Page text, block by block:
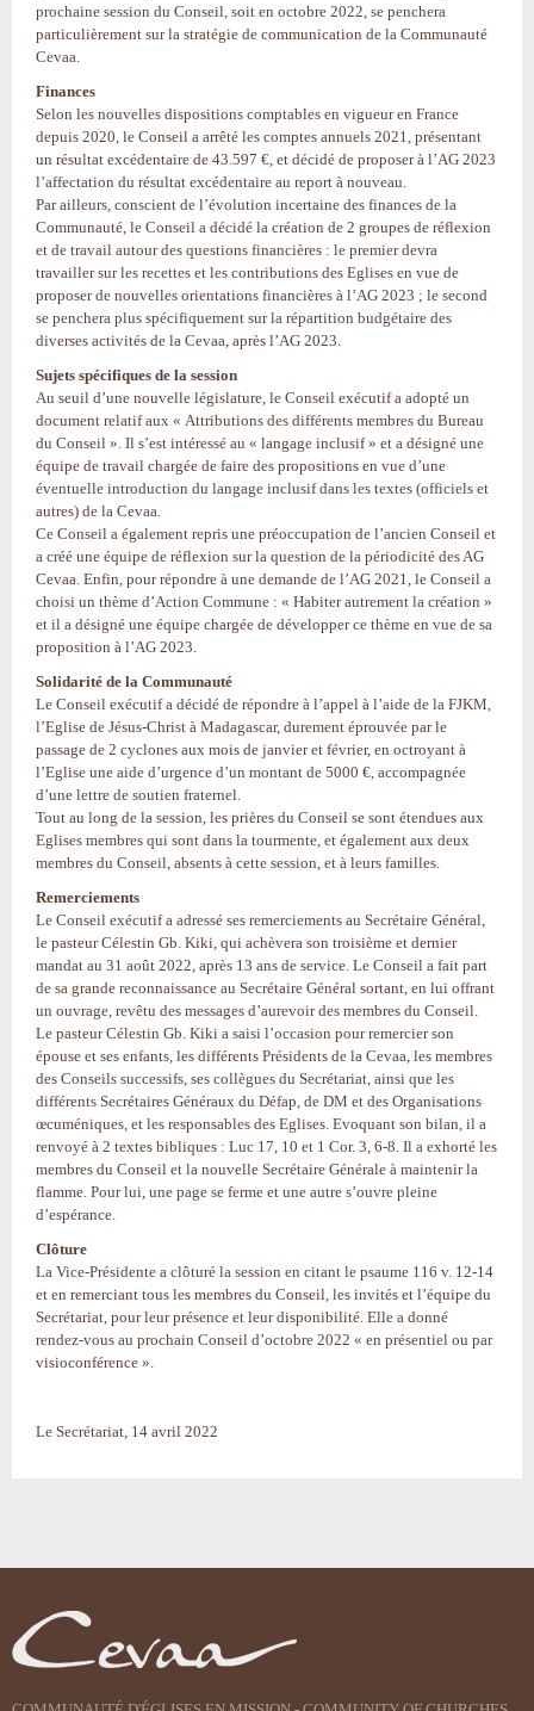
prochaine session du Conseil, soit en octobre 2022, se penchera
particulièrement sur la stratégie de communication de la Communauté
Cevaa.
Finances
Selon les nouvelles dispositions comptables en vigueur en France
depuis 2020, le Conseil a arrêté les comptes annuels 2021, présentant
un résultat excédentaire de 43.597 €, et décidé de proposer à l’AG 2023
l’affectation du résultat excédentaire au report à nouveau.
Par ailleurs, conscient de l’évolution incertaine des finances de la
Communauté, le Conseil a décidé la création de 2 groupes de réflexion
et de travail autour des questions financières : le premier devra
travailler sur les recettes et les contributions des Eglises en vue de
proposer de nouvelles orientations financières à l’AG 2023 ; le second
se penchera plus spécifiquement sur la répartition budgétaire des
diverses activités de la Cevaa, après l’AG 2023.
Sujets spécifiques de la session
Au seuil d’une nouvelle législature, le Conseil exécutif a adopté un
document relatif aux « Attributions des différents membres du Bureau
du Conseil ». Il s’est intéressé au « langage inclusif » et a désigné une
équipe de travail chargée de faire des propositions en vue d’une
éventuelle introduction du langage inclusif dans les textes (officiels et
autres) de la Cevaa.
Ce Conseil a également repris une préoccupation de l’ancien Conseil et
a créé une équipe de réflexion sur la question de la périodicité des AG
Cevaa. Enfin, pour répondre à une demande de l’AG 2021, le Conseil a
choisi un thème d’Action Commune : « Habiter autrement la création »
et il a désigné une équipe chargée de développer ce thème en vue de sa
proposition à l’AG 2023.
Solidarité de la Communauté
Le Conseil exécutif a décidé de répondre à l’appel à l’aide de la FJKM,
l’Eglise de Jésus-Christ à Madagascar, durement éprouvée par le
passage de 2 cyclones aux mois de janvier et février, en octroyant à
l’Eglise une aide d’urgence d’un montant de 5000 €, accompagnée
d’une lettre de soutien fraternel.
Tout au long de la session, les prières du Conseil se sont étendues aux
Eglises membres qui sont dans la tourmente, et également aux deux
membres du Conseil, absents à cette session, et à leurs familles.
Remerciements
Le Conseil exécutif a adressé ses remerciements au Secrétaire Général,
le pasteur Célestin Gb. Kiki, qui achèvera son troisième et dernier
mandat au 31 août 2022, après 13 ans de service. Le Conseil a fait part
de sa grande reconnaissance au Secrétaire Général sortant, en lui offrant
un ouvrage, revêtu des messages d’aurevoir des membres du Conseil.
Le pasteur Célestin Gb. Kiki a saisi l’occasion pour remercier son
épouse et ses enfants, les différents Présidents de la Cevaa, les membres
des Conseils successifs, ses collègues du Secrétariat, ainsi que les
différents Secrétaires Généraux du Défap, de DM et des Organisations
œcuméniques, et les responsables des Eglises. Evoquant son bilan, il a
renvoyé à 2 textes bibliques : Luc 17, 10 et 1 Cor. 3, 6-8. Il a exhorté les
membres du Conseil et la nouvelle Secrétaire Générale à maintenir la
flamme. Pour lui, une page se ferme et une autre s’ouvre pleine
d’espérance.
Clôture
La Vice-Présidente a clôturé la session en citant le psaume 116 v. 12-14
et en remerciant tous les membres du Conseil, les invités et l’équipe du
Secrétariat, pour leur présence et leur disponibilité. Elle a donné
rendez-vous au prochain Conseil d’octobre 2022 « en présentiel ou par
visioconférence ».
Le Secrétariat, 14 avril 2022
document